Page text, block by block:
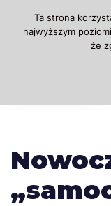
Przejdź
Ta strona
najwyższym
że